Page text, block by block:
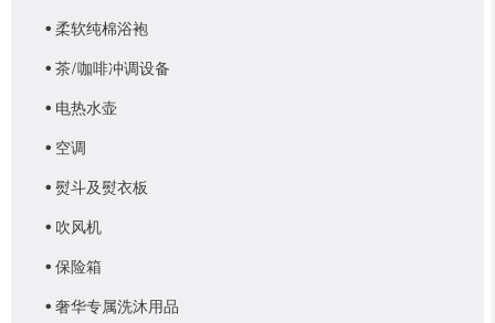
柔软纯棉浴袍
茶/咖啡冲调设备
电热水壶
空调
熨斗及熨衣板
吹风机
保险箱
奢华专属洗沐用品